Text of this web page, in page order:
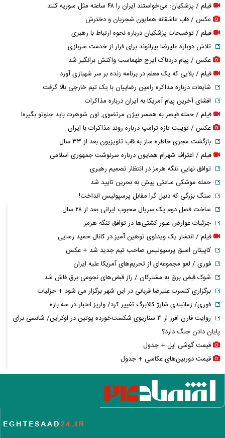
فیلم / پزشکیان: می‌خواستند ایران را ۴۸ ساعته مثل سوریه کنند
عکس / قاب عاشقانه همایون شجریان و دخترش
فیلم / توضیحات پزشکیان درباره نحوه ارتباط با رهبری
تلاش دوباره علیرضا بیرانوند برای فرار از خدمت سربازی
عکس / پیام دردناک ایرج طهماسب واکنش برانگیز شد
فیلم / بلایی که یک معلم در برنامه زنده بر سر شهبازی آورد
شایعات درباره مذاکره رامین رضاییان با یک تیم خارجی بالا گرفت
افشای آخرین پیام آمریکا به ایران درباره مذاکرات
فیلم / حمله قیصر به همسر بیژن مرتضوی: اون شوهرت باید جلوتو بگیره!
عکس / توییت تازه ترامپ درباره روند مذاکرات با ایران
بازگشت مجری خاطره ساز به قاب تلویزیون بعد از ۳۳ سال
فیلم / اعتراف شهرام همایون درباره سرنوشت جمهوری اسلامی
توافق نهایی تنگه هرمز در انتظار تصمیم رهبری
حمله موشکی ساعتی پیش به بحرین تایید شد
سنگ بزرگی که دنیل گرا مقابل پرسپولیس انداخت!
ساخت فصل دوم یک سریال محبوب ایرانی بعد از ۲۸ سال
جزئیات عوارض عبور کشتی‌ها در توافق تنگه هرمز
فیلم / انتشار یک ویدئوی توهین آمیز در کانال حمید رسایی
کاپیتان اسبق پرسپولیس صاحب تیم جدید شد + عکس
فوری / لغو مجموعه‌ای از تحریم‌های آمریکا علیه ایران
شوک قبض برق به مشترکان / راز قبض‌های نجومی برق فاش شد
برگزاری کنسرت علیرضا قربانی در این شهر برگزار می شود + جزئیات
فوری/ زمانبندی شارژ کالابرگ تغییر کرد/ واریز اعتبار در سه بازه
روایت فارن افرز از ۳ سناریوی شکست‌خورده پوتین در اوکراین/ شانسی برای
پایان دادن جنگ دارد؟
قیمت گوشی اپل + جدول
قیمت دوربین‌های عکاسی + جدول
شوک سنگین به بازار مسکن تهران / بازار ملک وارد فاز جدید
یادداشت مهم ظریف/ توازن فراگیر؛ جایگاه چین و روسیه در آینده سیاست
خارجی ایران
در پی حمله به ورزشگاه لامرد/ وزیر بهداشت از خسارت‌ها و کمبودهای درمانی